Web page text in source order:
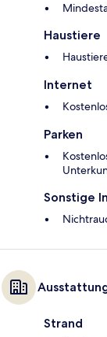
Haustiere
Internet
Parken
Sonstige
Strand